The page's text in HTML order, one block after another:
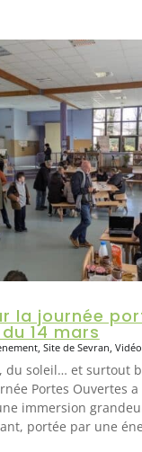
la journée
14 mars
, Site de Sevran Vidéo
du soleil… et surtout
Portes Ouvertes
immersion
portée par une